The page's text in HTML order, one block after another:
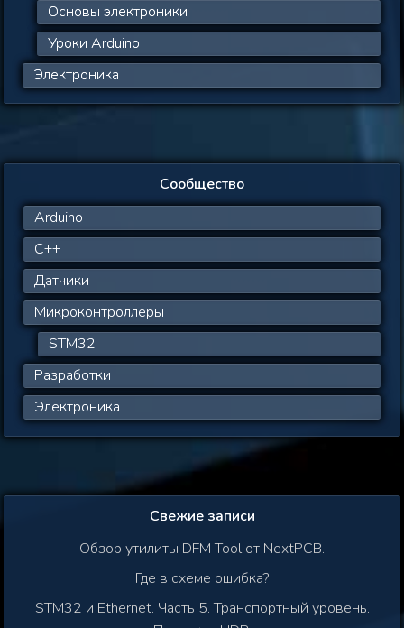
Основы электроники
Уроки Arduino
Электроника
Сообщество
Arduino
C++
Датчики
Микроконтроллеры
STM32
Разработки
Электроника
Свежие записи
Обзор утилиты DFM Tool от NextPCB.
Где в схеме ошибка?
STM32 и Ethernet. Часть 5. Транспортный уровень.